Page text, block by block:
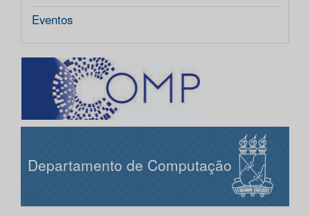
Eventos
Departamento de Computação